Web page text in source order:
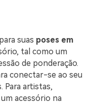
suas poses em
tal como um
de ponderação.
conectar-se ao seu
Para artistas,
acessório na